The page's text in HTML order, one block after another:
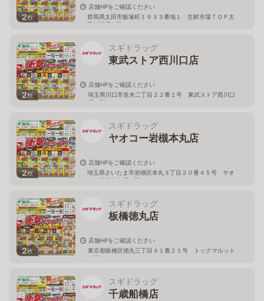
2枚
店舗HPをご確認ください
群馬県太田市飯塚町１９３３番地１ 生鮮市場ＴＯＰ太
田飯塚店１階
2枚
スギドラッグ
東武ストア西川口店
店舗HPをご確認ください
埼玉県川口市並木二丁目２２番１号 東武ストア西川口
店２階
2枚
スギドラッグ
ヤオコー岩槻本丸店
店舗HPをご確認ください
埼玉県さいたま市岩槻区本丸３丁目２０番４５号 ヤオ
コー岩槻本丸店２階
2枚
スギドラッグ
板橋徳丸店
店舗HPをご確認ください
東京都板橋区徳丸三丁目４１番２１号 トックマルット
１階
スギドラッグ
千歳船橋店